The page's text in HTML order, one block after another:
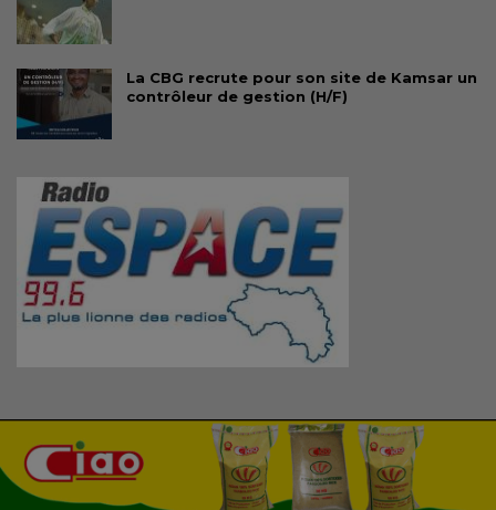
La CBG recrute pour son site de Kamsar un
contrôleur de gestion (H/F)